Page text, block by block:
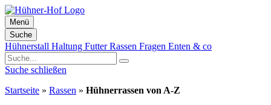
Menü
Suche
Zum
Inhalt
springen
Hühnerstall Haltung FutterRassen Fragen Enten & co
Suche schließen
Startseite » Rassen » Hühnerrassen von A-Z